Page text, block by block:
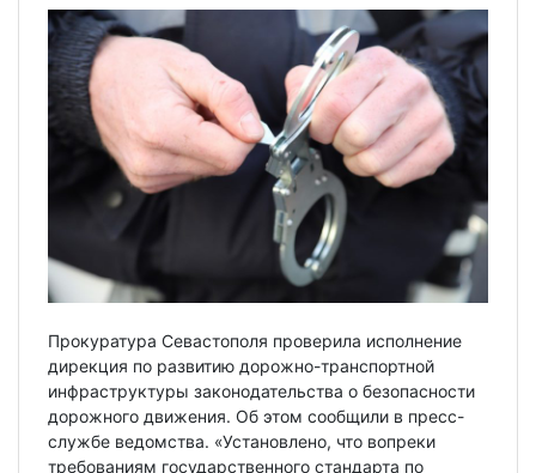
Прокуратура Севастополя проверила исполнение
дирекция по развитию дорожно-транспортной
инфраструктуры законодательства о безопасности
дорожного движения. Об этом сообщили в пресс-
службе ведомства. «Установлено, что вопреки
требованиям государственного стандарта по